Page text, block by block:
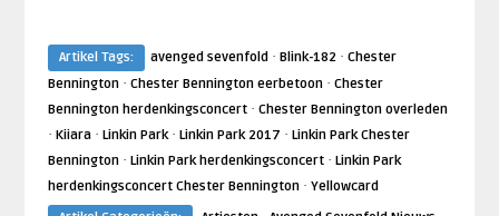
Artikel Tags: avenged sevenfold· Blink-182· Chester
Bennington· Chester Bennington eerbetoon· Chester
Bennington herdenkingsconcert· Chester Bennington overleden
· Kiiara· Linkin Park· Linkin Park 2017 · Linkin Park Chester
Bennington· Linkin Park herdenkingsconcert· Linkin Park
herdenkingsconcert Chester Bennington· Yellowcard